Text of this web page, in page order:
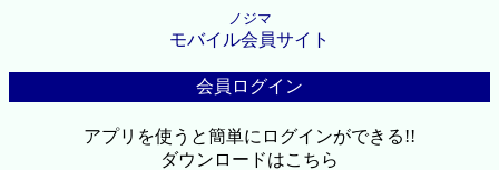
ノジマ
モバイル会員サイト
会員ログイン
アプリを使うと簡単にログインができる!!
ダウンロードはこちら